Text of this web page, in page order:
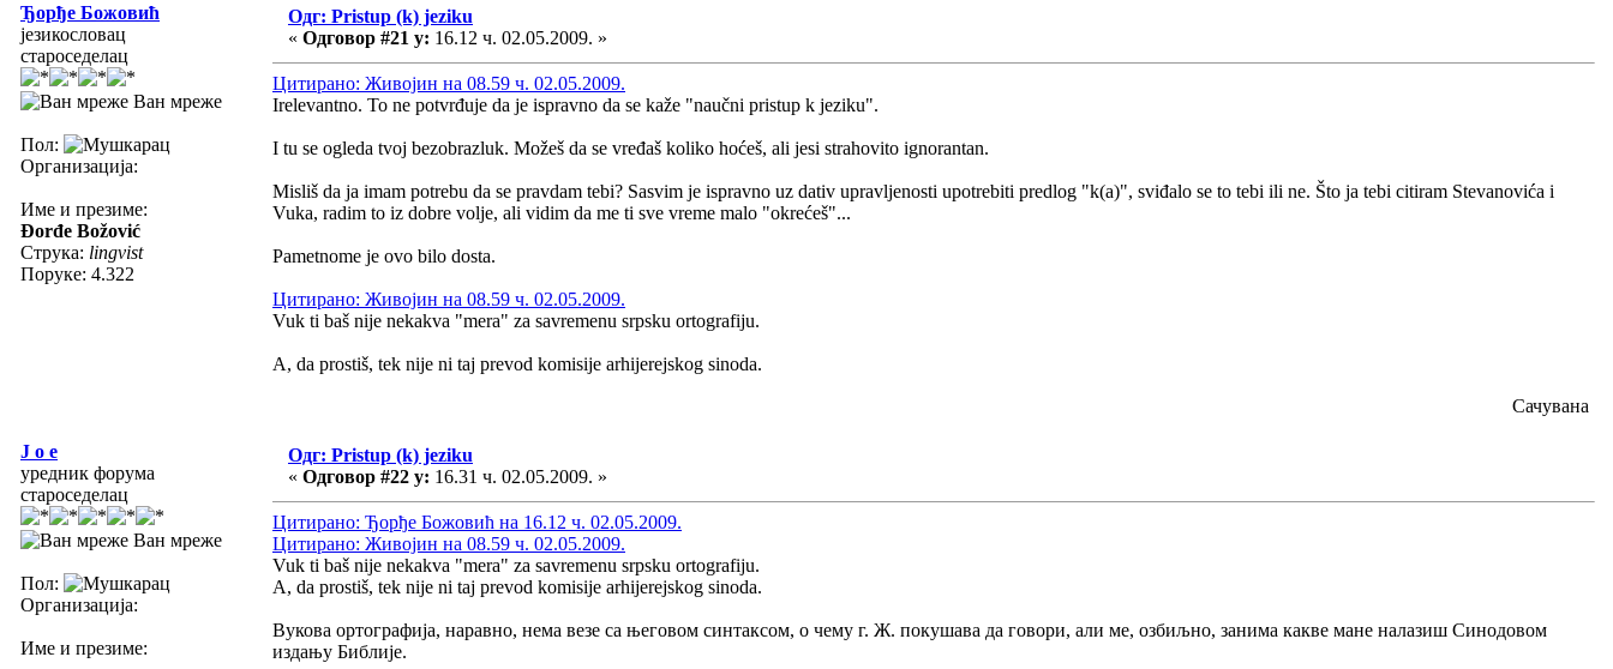
Ђорђе Божовић
језикословац
староседелац
Ван мреже
Пол:
Организација:
Име и презиме:
Đorđe Božović
Струка: lingvist
Поруке: 4.322
Одг: Pristup (k) jeziku
« Одговор #21 у: 16.12 ч. 02.05.2009. »
Цитирано: Живојин на 08.59 ч. 02.05.2009.
Irelevantno. To ne potvrđuje da je ispravno da se kaže "naučni pristup k jeziku".
I tu se ogleda tvoj bezobrazluk. Možeš da se vređaš koliko hoćeš, ali jesi strahovito ignorantan.
Misliš da ja imam potrebu da se pravdam tebi? Sasvim je ispravno uz dativ upravljenosti upotrebiti predlog "k(a)", sviđalo se to tebi ili ne. Što ja tebi citiram Stevanovića i
Vuka, radim to iz dobre volje, ali vidim da me ti sve vreme malo "okrećeš"...
Pametnome je ovo bilo dosta.
Цитирано: Живојин на 08.59 ч. 02.05.2009.
Vuk ti baš nije nekakva "mera" za savremenu srpsku ortografiju.
A, da prostiš, tek nije ni taj prevod komisije arhijerejskog sinoda.
Сачувана
J o e
уредник форума
староседелац
Ван мреже
Пол:
Организација:
Име и презиме:
Одг: Pristup (k) jeziku
« Одговор #22 у: 16.31 ч. 02.05.2009. »
Цитирано: Ђорђе Божовић на 16.12 ч. 02.05.2009.
Цитирано: Живојин на 08.59 ч. 02.05.2009.
Vuk ti baš nije nekakva "mera" za savremenu srpsku ortografiju.
A, da prostiš, tek nije ni taj prevod komisije arhijerejskog sinoda.
Вукова ортографија, наравно, нема везе са његовом синтаксом, о чему г. Ж. покушава да говори, али ме, озбиљно, занима какве мане налазиш Синодовом
издању Библије.